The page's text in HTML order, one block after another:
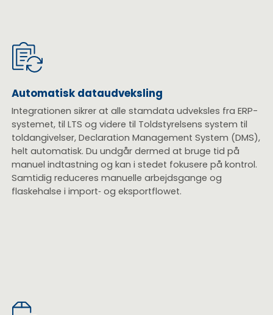
Automatisk dataudveksling
Integrationen sikrer at alle stamdata udveksles fra ERP-
systemet, til LTS og videre til Toldstyrelsens system til
toldangivelser, Declaration Management System (DMS),
helt automatisk. Du undgår dermed at bruge tid på
manuel indtastning og kan i stedet fokusere på kontrol.
Samtidig reduceres manuelle arbejdsgange og
flaskehalse i import‑ og eksportflowet.